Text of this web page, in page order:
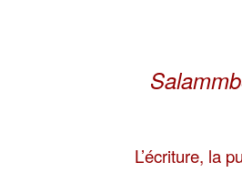
L’écriture, la